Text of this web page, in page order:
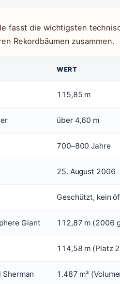
fasst die wichtigsten
Rekordbäumen zusammen.
WERT
115,85 m
über 4,60 m
700–800 Jahre
25. August 2006
Geschützt, kein
Giant 112,87 m (2006
114,58 m (Platz
Sherman 1.487 m³